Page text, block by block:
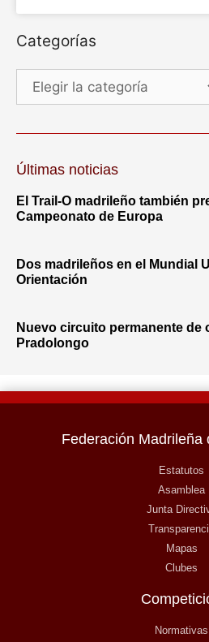
Categorías
Últimas noticias
El Trail-O madrileño también
Campeonato de Europa
Dos madrileños en el Mundial
Orientación
Nuevo circuito permanente de
Pradolongo
Federación Madrileña
Estatutos
Asamblea
Junta
Mapas
Clubes
Normativas